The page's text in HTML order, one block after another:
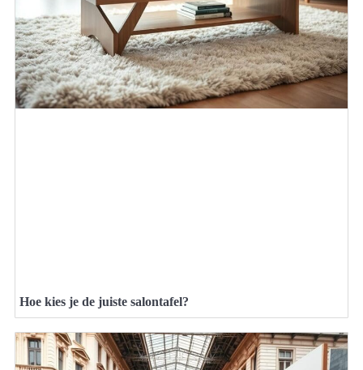
Hoe kies je de juiste salontafel?